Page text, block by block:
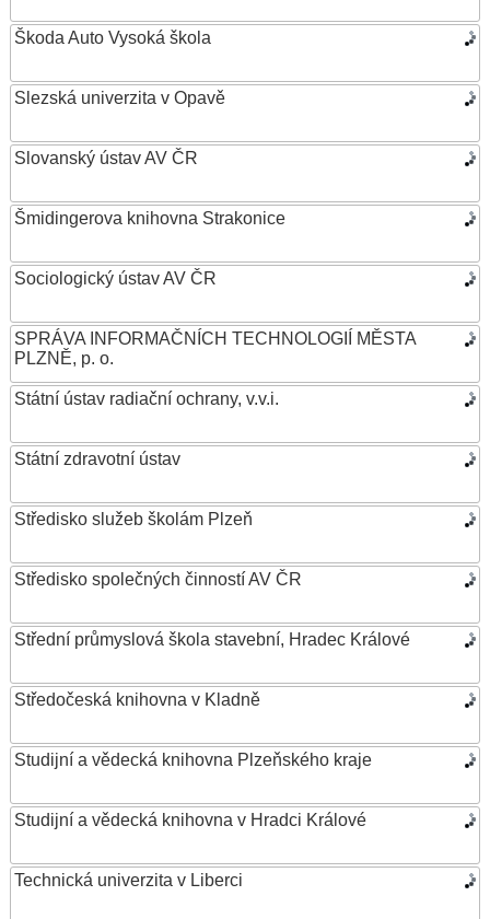
Škoda Auto Vysoká škola
Slezská univerzita v Opavě
Slovanský ústav AV ČR
Šmidingerova knihovna Strakonice
Sociologický ústav AV ČR
SPRÁVA INFORMAČNÍCH TECHNOLOGIÍ MĚSTA
PLZNĚ, p. o.
Státní ústav radiační ochrany, v.v.i.
Státní zdravotní ústav
Středisko služeb školám Plzeň
Středisko společných činností AV ČR
Střední průmyslová škola stavební, Hradec Králové
Středočeská knihovna v Kladně
Studijní a vědecká knihovna Plzeňského kraje
Studijní a vědecká knihovna v Hradci Králové
Technická univerzita v Liberci